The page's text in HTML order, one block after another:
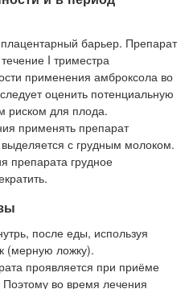
барьер. Препарат
I триместра
применения амброксола во
оценить потенциальную
риском для плода.
применять препарат
выделяется с грудным молоком.
препарата грудное
после еды, используя
(мерную ложку).
проявляется при приёме
Поэтому во время лечения